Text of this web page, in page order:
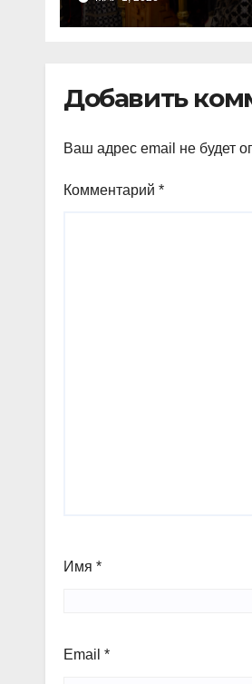
Великого
Свято-
Добавить
Ваш адрес email не будет
Комментарий *
Имя *
Email *